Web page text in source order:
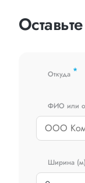
Откуда *
ФИО или
Ширина (м)